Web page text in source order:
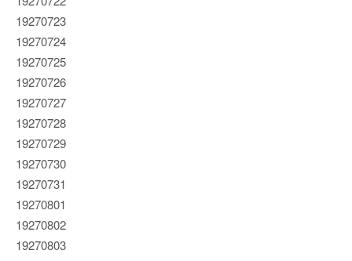
19270723
19270724
19270725
19270726
19270727
19270728
19270729
19270730
19270731
19270801
19270802
19270803